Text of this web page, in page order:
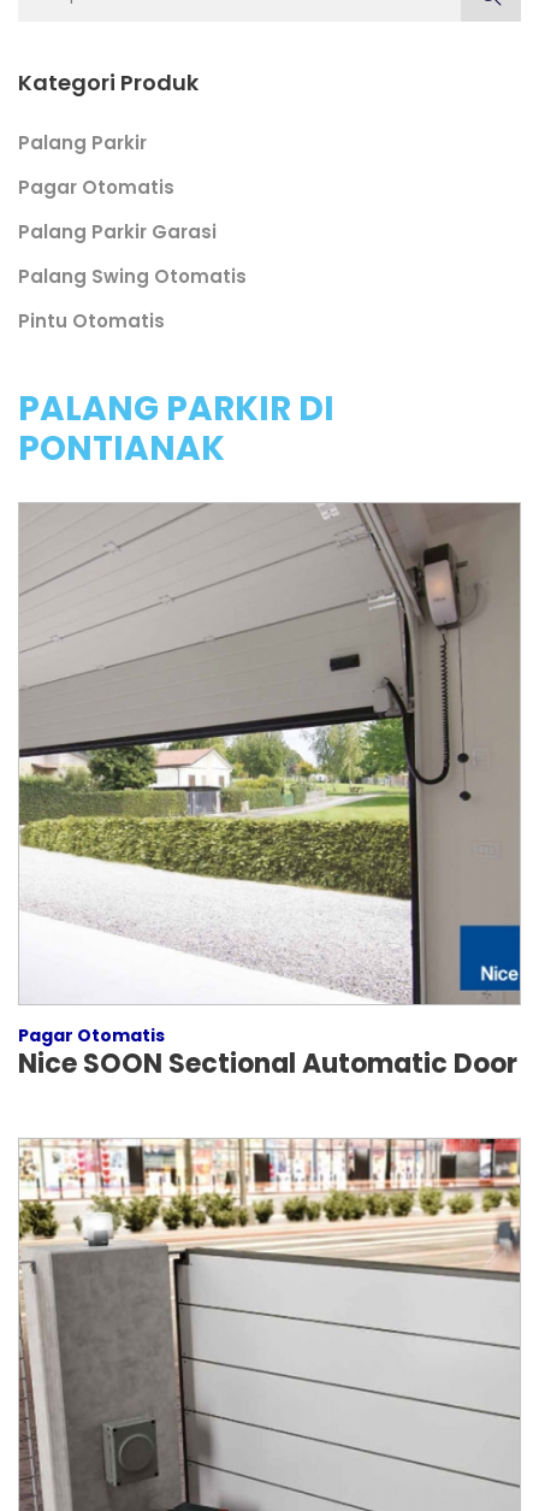
Kategori Produk
Palang Parkir
Pagar Otomatis
Palang Parkir Garasi
Palang Swing Otomatis
Pintu Otomatis
PALANG PARKIR DI
PONTIANAK
Pagar Otomatis
Nice SOON Sectional Automatic Door